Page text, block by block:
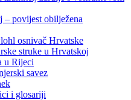
povijest obilježena
osnivač Hrvatske
struke u Hrvatskoj
u Rijeci
savez
i glosariji